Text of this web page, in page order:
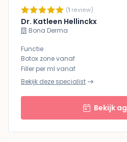
(1 review)
Dr. Katleen Hellinckx
Bona Derma
Functie
Botox zone vanaf
Filler per ml vanaf
Bekijk deze specialist
Bekijk